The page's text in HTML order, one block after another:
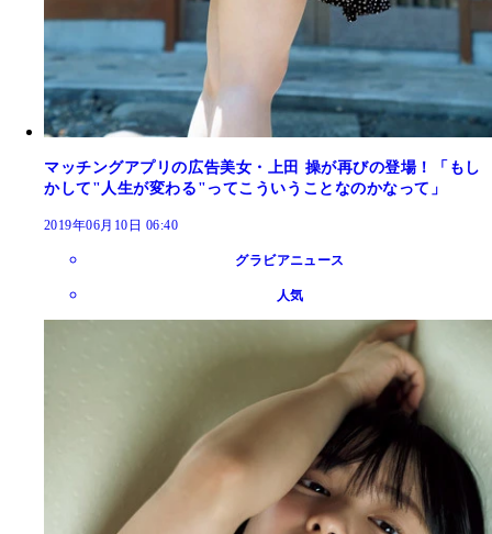
マッチングアプリの広告美女・上田 操が再びの登場！「もし
かして"人生が変わる"ってこういうことなのかなって」
2019年06月10日 06:40
グラビアニュース
人気